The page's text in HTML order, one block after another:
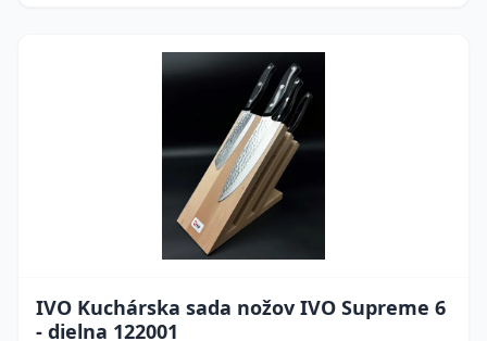
IVO Kuchárska sada nožov IVO Supreme 6
- dielna 122001